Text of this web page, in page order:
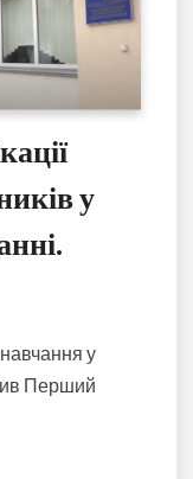
у
у
Перший